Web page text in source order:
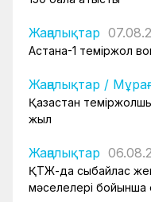
Жаңалықтар
Астана-1 теміржол
Жаңалықтар /
Қазақстан
жыл
Жаңалықтар
ҚТЖ-да сыбайлас
мәселелері бойынша